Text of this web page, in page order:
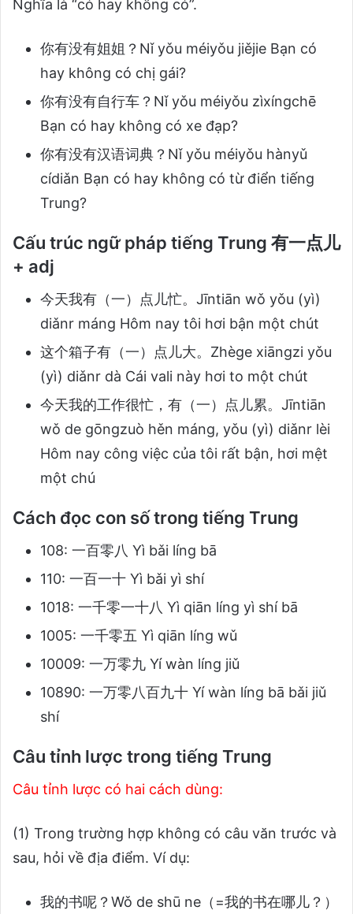
Nghĩa là “có hay không có”.
你有没有姐姐？Nǐ yǒu méiyǒu jiějie Bạn có
hay không có chị gái?
你有没有自行车？Nǐ yǒu méiyǒu zìxíngchē
Bạn có hay không có xe đạp?
你有没有汉语词典？Nǐ yǒu méiyǒu hànyǔ
cídiǎn Bạn có hay không có từ điển tiếng
Trung?
Cấu trúc ngữ pháp tiếng Trung 有一点儿
+ adj
今天我有（一）点儿忙。Jīntiān wǒ yǒu (yì)
diǎnr máng Hôm nay tôi hơi bận một chút
这个箱子有（一）点儿大。Zhège xiāngzi yǒu
(yì) diǎnr dà Cái vali này hơi to một chút
今天我的工作很忙，有（一）点儿累。Jīntiān
wǒ de gōngzuò hěn máng, yǒu (yì) diǎnr lèi
Hôm nay công việc của tôi rất bận, hơi mệt
một chú
Cách đọc con số trong tiếng Trung
108: 一百零八 Yì bǎi líng bā
110: 一百一十 Yì bǎi yì shí
1018: 一千零一十八 Yì qiān líng yì shí bā
1005: 一千零五 Yì qiān líng wǔ
10009: 一万零九 Yí wàn líng jiǔ
10890: 一万零八百九十 Yí wàn líng bā bǎi jiǔ
shí
Câu tỉnh lược trong tiếng Trung
Câu tỉnh lược có hai cách dùng:
(1) Trong trường hợp không có câu văn trước và
sau, hỏi về địa điểm. Ví dụ:
我的书呢？Wǒ de shū ne（=我的书在哪儿？）